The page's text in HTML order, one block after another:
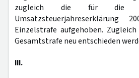
zugleich die für die
Umsatzsteuerjahreserklärung
Einzelstrafe aufgehoben.
Gesamtstrafe neu entschieden
III.